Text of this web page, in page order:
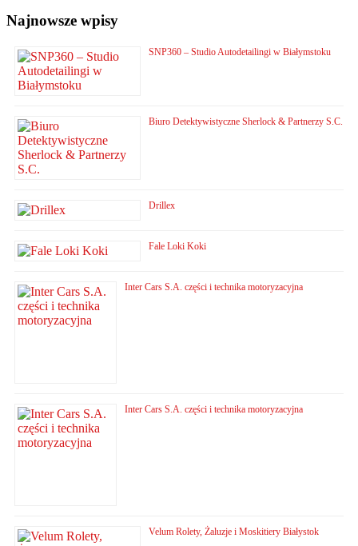
Najnowsze wpisy
SNP360 – Studio Autodetailingi w Białymstoku
Biuro Detektywistyczne Sherlock & Partnerzy S.C.
Drillex
Fale Loki Koki
Inter Cars S.A. części i technika motoryzacyjna
Inter Cars S.A. części i technika motoryzacyjna
Velum Rolety, Żaluzje i Moskitiery Białystok